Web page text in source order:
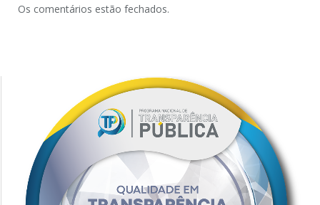
Os comentários estão fechados.